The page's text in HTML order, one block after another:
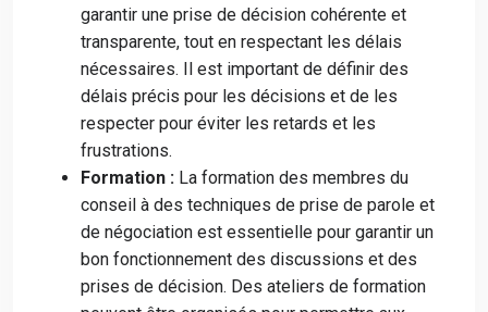
garantir une prise de décision cohérente et
transparente, tout en respectant les délais
nécessaires. Il est important de définir des
délais précis pour les décisions et de les
respecter pour éviter les retards et les
frustrations.
Formation : La formation des membres du
conseil à des techniques de prise de parole et
de négociation est essentielle pour garantir un
bon fonctionnement des discussions et des
prises de décision. Des ateliers de formation